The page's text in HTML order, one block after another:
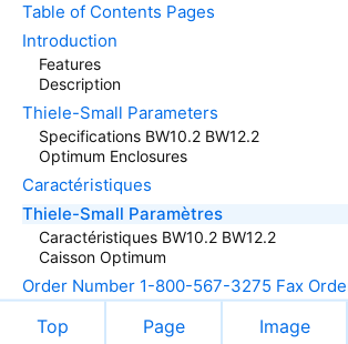
Table of Contents Pages
Introduction
Features
Description
Thiele-Small Parameters
Specifications BW10.2 BW12.2
Optimum Enclosures
Caractéristiques
Thiele-Small Paramètres
Caractéristiques BW10.2 BW12.2
Caisson Optimum
Order Number 1-800-567-3275 Fax
Top Page Image